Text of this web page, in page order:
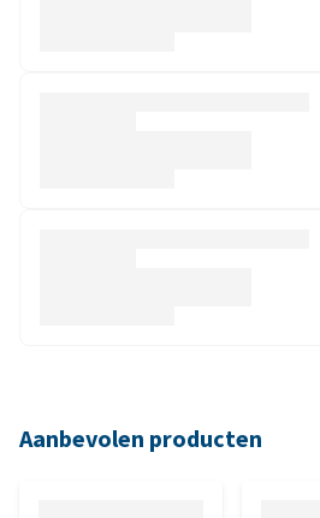
Aanbevolen producten